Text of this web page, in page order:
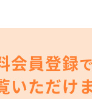
会員登録で
いただけ